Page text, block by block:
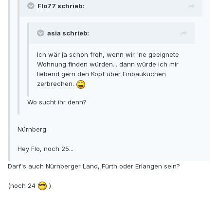
Flo77 schrieb:
asia schrieb:
Ich wär ja schon froh, wenn wir 'ne geeignete
Wohnung finden würden... dann würde ich mir
liebend gern den Kopf über Einbauküchen
zerbrechen.
Wo sucht ihr denn?
Nürnberg.
Hey Flo, noch 25...
Darf's auch Nürnberger Land, Fürth oder Erlangen sein?
(noch 24 )